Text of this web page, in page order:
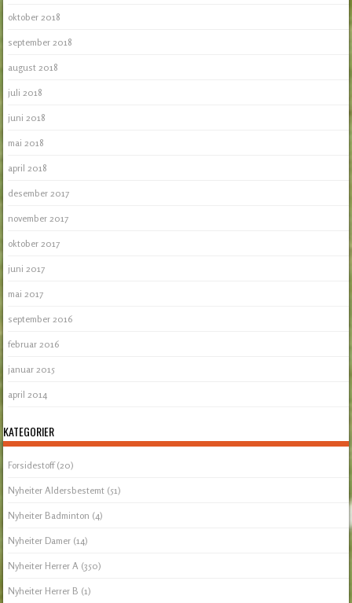
oktober 2018
september 2018
august 2018
juli 2018
juni 2018
mai 2018
april 2018
desember 2017
november 2017
oktober 2017
juni 2017
mai 2017
september 2016
februar 2016
januar 2015
april 2014
KATEGORIER
Forsidestoff(20)
Nyheiter Aldersbestemt (51)
Nyheiter Badminton (4)
Nyheiter Damer (14)
Nyheiter Herrer A (350)
Nyheiter Herrer B (1)